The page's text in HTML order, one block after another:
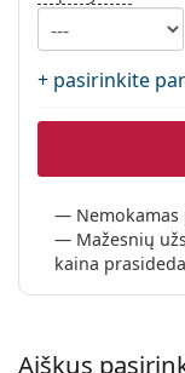
Persol
+ pasirinkite
Mažesnių
kaina
Aiškus